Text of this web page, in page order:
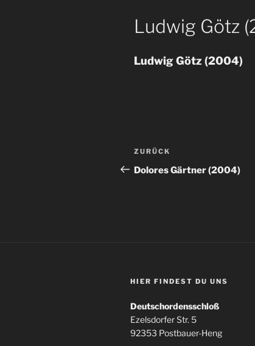
Ludwig Götz
Ludwig Götz (2004)
Vorheriger
Beitrag
ZURÜCK
Dolores Gärtner (2004)
HIER FINDEST DU UNS
Deutschordensschloß
Ezelsdorfer Str. 5
92353 Postbauer-Heng